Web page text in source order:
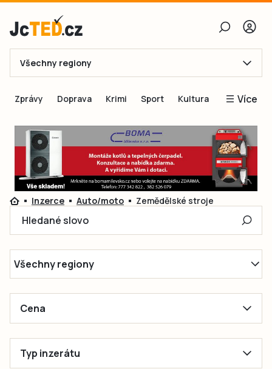
E-mail
Obnovit heslo
Přihlásit se
Přihlásit se přes Facebook
Všechny regiony
Zprávy Doprava Krimi Sport Kultura Více
Blogy
Inspirace
Čtenáři píší
Speciální přílohy
Inzerce
Inzerce Auto/moto Zemědělské stroje
Hledané slovo
Všechny regiony
Cena
Typ inzerátu